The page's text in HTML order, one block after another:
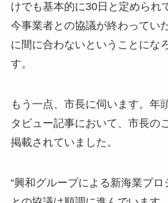
けでも基本的に30日と定められ
今事業者との協議が終わってい
に間に合わないということにな
す。
もう一点、市長に伺います。年
タビュー記事において、市長の
掲載されていました。
“興和グループによる新海業プ